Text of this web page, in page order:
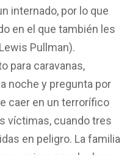
internado, por lo que
en el que también les
Pullman).
para caravanas,
noche y pregunta por
caer en un terrorífico
víctimas, cuando tres
en peligro. La familia